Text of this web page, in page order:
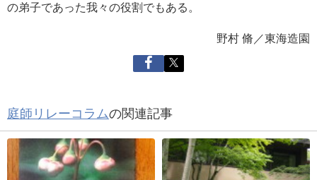
の弟子であった我々の役割でもある。
野村 脩／東海造園
庭師リレーコラムの関連記事